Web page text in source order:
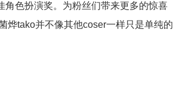
色扮演奖。为粉丝们带来更多的惊喜
烨tako并不像其他coser一样只是单纯的